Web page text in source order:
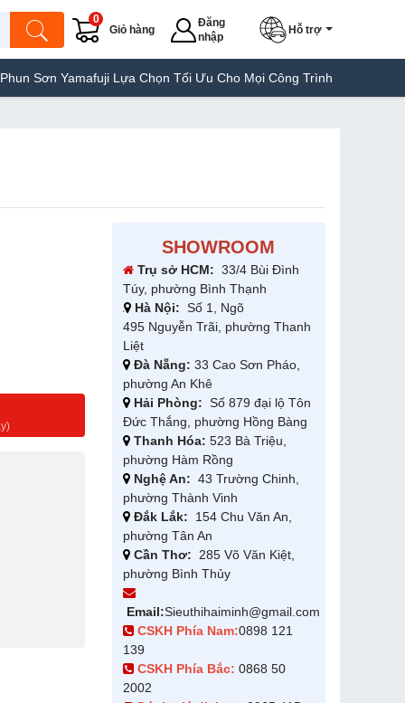
Giỏ hàng
0
Đăng
nhập
Hỗ trợ
Yamafuji Lựa Chọn Tối Ưu Cho Mọi Công Trình Máy Hàn Túi
SHOWROOM
Trụ sở HCM: 33/4 Bùi Đình
Túy, phường Bình Thạnh
Hà Nội: Số 1, Ngõ
495 Nguyễn Trãi, phường Thanh
Liệt
Đà Nẵng: 33 Cao Sơn Pháo,
phường An Khê
Hải Phòng: Số 879 đại lộ Tôn
Đức Thắng, phường Hồng Bàng
Thanh Hóa: 523 Bà Triệu,
phường Hàm Rồng
Nghệ An: 43 Trường Chinh,
phường Thành Vinh
Đắk Lắk: 154 Chu Văn An,
phường Tân An
Cần Thơ: 285 Võ Văn Kiệt,
phường Bình Thủy
Email:Sieuthihaiminh@gmail.com
CSKH Phía Nam:0898 121
139
CSKH Phía Bắc: 0868 50
2002